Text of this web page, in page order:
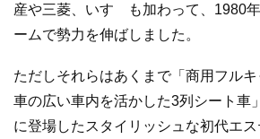
産や三菱、いすゞも加わって、1980
ームで勢力を伸ばしました。
ただしそれらはあくまで「商用フル
車の広い車内を活かした3列シート車
に登場したスタイリッシュな初代エ